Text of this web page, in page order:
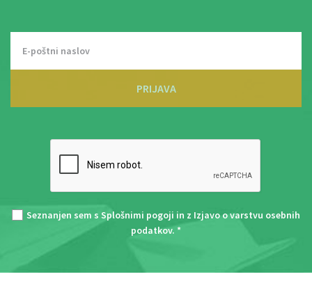
PRIJAVA
Seznanjen sem s Splošnimi pogoji in z Izjavo o varstvu osebnih
podatkov. *